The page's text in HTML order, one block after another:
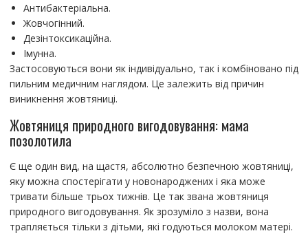
Антибактеріальна.
Жовчогінний.
Дезінтоксикаційна.
Імунна.
Застосовуються вони як індивідуально, так і комбіновано під
пильним медичним наглядом. Це залежить від причин
виникнення жовтяниці.
Жовтяниця природного вигодовування: мама
позолотила
Є ще один вид, на щастя, абсолютно безпечною жовтяниці,
яку можна спостерігати у новонароджених і яка може
тривати більше трьох тижнів. Це так звана жовтяниця
природного вигодовування. Як зрозуміло з назви, вона
трапляється тільки з дітьми, які годуються молоком матері.